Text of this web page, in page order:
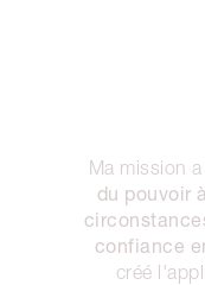
Ma mission
du pouvoir
confiance
créé